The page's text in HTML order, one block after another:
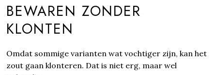
BEWAREN ZONDER
KLONTEN
Omdat sommige varianten wat vochtiger zijn, kan het
zout gaan klonteren. Dat is niet erg, maar wel